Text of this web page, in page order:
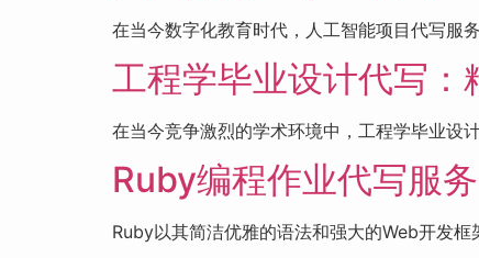
在当今数字化教育时代，人工智能项目代写服
工程学毕业设计代写：
在当今竞争激烈的学术环境中，工程学毕业设
Ruby编程作业代写服
Ruby以其简洁优雅的语法和强大的Web开发